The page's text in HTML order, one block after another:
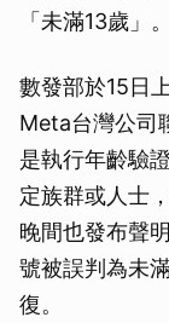
「未滿13歲」。
數發部於15日
Meta台灣公司
是執行年齡驗
定族群或人士
晚間也發布聲
號被誤判為未
復。